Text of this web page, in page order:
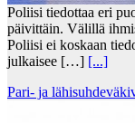
Poliisi tiedottaa eri
päivittäin. Välillä
Poliisi ei koskaan
julkaisee […] [...]
Pari- ja